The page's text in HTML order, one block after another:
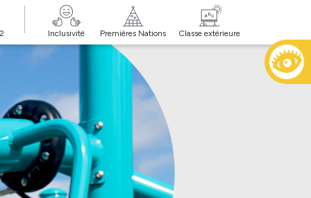
Inclusivité Premières Nations Classe extérieure